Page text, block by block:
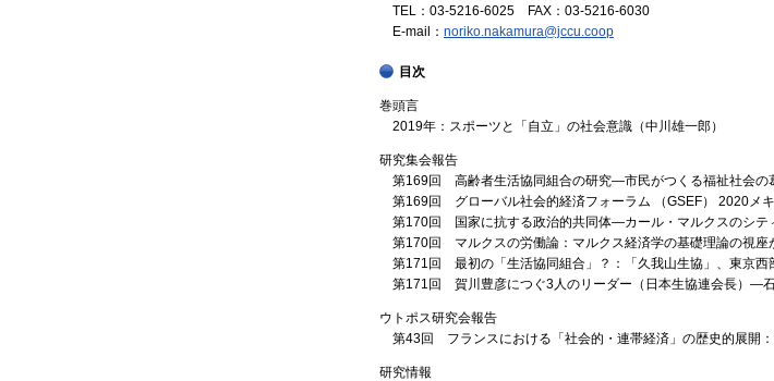
TEL：03-5216-6025 FAX：03-5216-6030
E-mail： noriko.nakamura@jccu.coop
目次
巻頭言
2019年：スポーツと「自立」の社会意識（中川雄一郎）
研究集会報告
第169回 高齢者生活協同組合の研究―市民がつくる福祉社会の
第169回 グローバル社会的経済フォーラム （GSEF） 2020メ
第170回 国家に抗する政治的共同体―カール・マルクスのシテ
第170回 マルクスの労働論：マルクス経済学の基礎理論の視座
第171回 最初の「生活協同組合」？：「久我山生協」、東京
第171回 賀川豊彦につぐ3人のリーダー（日本生協連会長）―
ウトポス研究会報告
第43回 フランスにおける「社会的・連帯経済」の歴史的展開
研究情報